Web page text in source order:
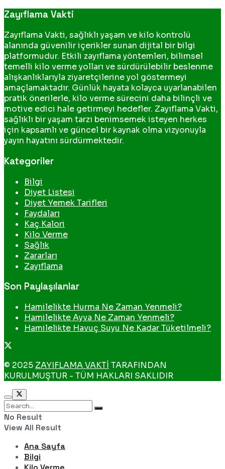
Zayıflama Vakti
Zayıflama Vakti, sağlıklı yaşam ve kilo kontrolü
alanında güvenilir içerikler sunan dijital bir bilgi
platformudur. Etkili zayıflama yöntemleri, bilimsel
temelli kilo verme yolları ve sürdürülebilir beslenme
alışkanlıklarıyla ziyaretçilerine yol göstermeyi
amaçlamaktadır. Günlük hayata kolayca uyarlanabilen
pratik önerilerle, kilo verme sürecini daha bilinçli ve
motive edici hale getirmeyi hedefler. Zayıflama Vakti,
sağlıklı bir yaşam tarzı benimsemek isteyen herkes
için kapsamlı ve güncel bir kaynak olma vizyonuyla
yayın hayatını sürdürmektedir.
Kategoriler
Bilgi
Diyet Listesi
Diyet Yemek Tarifleri
Faydaları
Kaç Kalori
Kilo Verme
Sağlık
Zararları
Zayıflama
Son Paylaşılanlar
Hamilelikte Hurma Ne Zaman Yenmeli?
Hamilelikte Ayva Ne Zaman Yenmeli?
Hamilelikte Havuç Suyu Ne Kadar Tüketilmeli?
© 2025 ZAYIFLAMA VAKTİ TARAFINDAN
KURULMUŞTUR - TÜM HAKLARI SAKLIDIR
No Result
View All Result
Ana Sayfa
Bilgi